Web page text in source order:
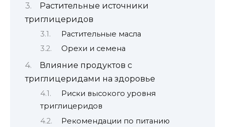
Растительные источники
триглицеридов
Растительные масла
Орехи и семена
Влияние продуктов с
триглицеридами на здоровье
Риски высокого уровня
триглицеридов
Рекомендации по питанию